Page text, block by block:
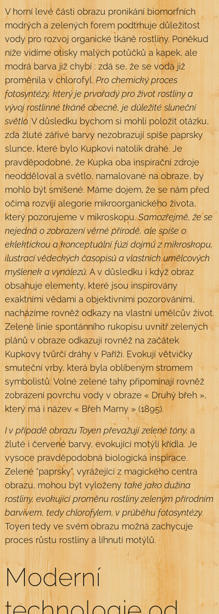
V horní levé části obrazu pronikání biomorfních
modrých a zelených forem podtrhuje důležitost
vody pro rozvoj organické tkáně rostliny. Poněkud
níže vidíme otisky malých potůčků a kapek, ale
modrá barva již chybí : zdá se, že se voda již
proměnila v chlorofyl.Pro chemický proces
fotosyntézy, který je prvořadý pro život rostliny a
vývoj rostlinné tkáně obecně, je důležité sluneční
světlo. V důsledku bychom si mohli položit otázku,
zda žluté zářivé barvy nezobrazují spíše paprsky
slunce, které bylo Kupkovi natolik drahé. Je
pravděpodobné, že Kupka oba inspirační zdroje
neodděloval a světlo, namalované na obraze, by
mohlo být smíšené. Máme dojem, že se nám před
očima rozvíjí alegorie mikroorganického života,
který pozorujeme v mikroskopu.Samozřejmě, že se
nejedná o zobrazení věrné přírodě, ale spíše o
eklektickou a konceptuální fúzi dojmů z mikroskopu,
ilustrací vědeckých časopisů a vlastních umělcových
myšlenek a vynálezů. A v důsledku i když obraz
obsahuje elementy, které jsou inspirovány
exaktními vědami a objektivními pozorováními,
nacházíme rovněž odkazy na vlastní umělcův život.
Zelené linie spontánního rukopisu uvnitř zelených
plánů v obraze odkazují rovněž na začátek
Kupkovy tvůrčí dráhy v Paříži. Evokují větvičky
smuteční vrby, která byla oblíbeným stromem
symbolistů. Volné zelené tahy připomínají rovněž
zobrazení povrchu vody v obraze « Druhý břeh »,
který má i název « Břeh Marny » (1895).
I v případě obrazu Toyen převažují zelené tóny,a
žluté i červené barvy, evokující motýlí křídla. Je
vysoce pravděpodobná biologická inspirace.
Zelené "paprsky", vyrážející z magického centra
obrazu, mohou být vyloženytaké jako dužina
rostliny, evokující proměnu rostliny zeleným přírodním
barvivem, tedy chlorofylem, v průběhu fotosyntézy.
Toyen tedy ve svém obrazu možná zachycuje
proces růstu rostliny a líhnutí motýlů.
Moderní